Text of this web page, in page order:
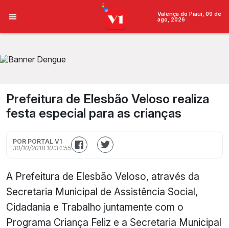
Valença do Piauí, 09 de
ago, 2026
Prefeitura de Elesbão Veloso realiza
festa especial para as crianças
POR PORTAL V1
30/10/2018 10:34:55
A Prefeitura de Elesbão Veloso, através da
Secretaria Municipal de Assistência Social,
Cidadania e Trabalho juntamente com o
Programa Criança Feliz e a Secretaria Municipal